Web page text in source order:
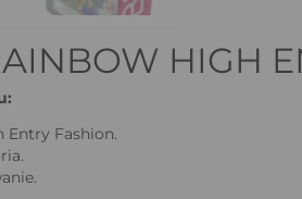
HIGH
Entry Fashion.